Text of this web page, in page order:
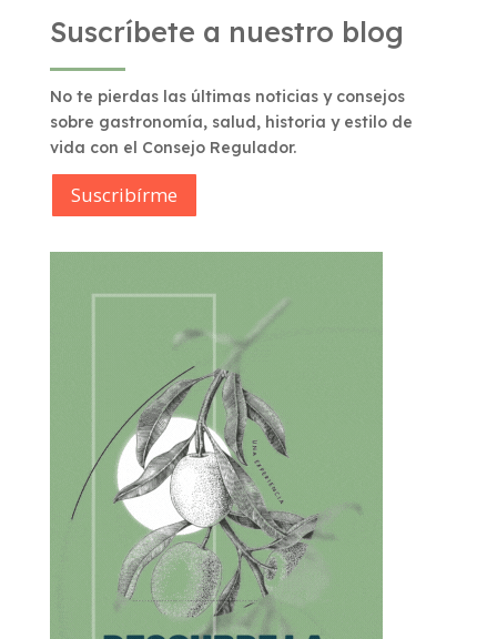
Suscríbete a nuestro blog
No te pierdas las últimas noticias y consejos
sobre gastronomía, salud, historia y estilo de
vida con el Consejo Regulador.
Suscribírme